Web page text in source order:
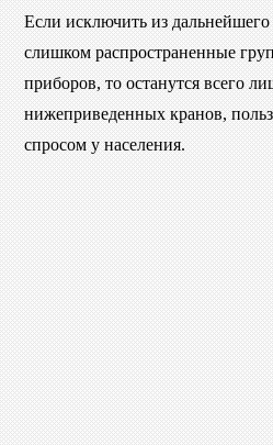
Если исключить из
слишком распространенные
приборов, то останутся всего
нижеприведенных кранов,
спросом у населения.